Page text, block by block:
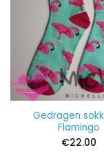
Gedragen
Flamingo
€22.00